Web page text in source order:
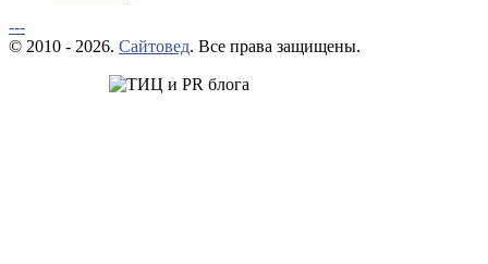
---
© 2010 - 2026. Сайтовед. Все права защищены.